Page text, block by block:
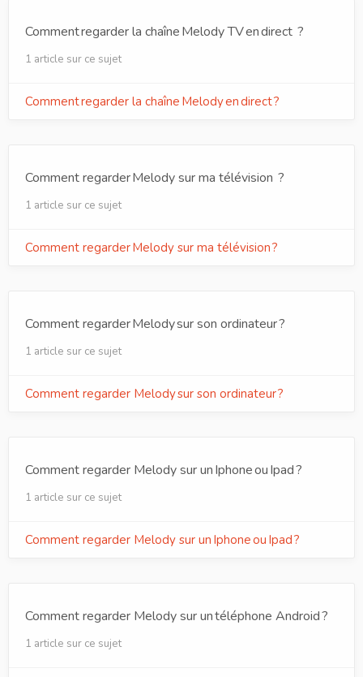
Comment regarder la chaîne Melody TV en direct ?
1 article sur ce sujet
Comment regarder la chaîne Melody en direct ?
Comment regarder Melody sur ma télévision ?
1 article sur ce sujet
Comment regarder Melody sur ma télévision ?
Comment regarder Melody sur son ordinateur ?
1 article sur ce sujet
Comment regarder Melody sur son ordinateur ?
Comment regarder Melody sur un Iphone ou Ipad ?
1 article sur ce sujet
Comment regarder Melody sur un Iphone ou Ipad ?
Comment regarder Melody sur un téléphone Android ?
1 article sur ce sujet